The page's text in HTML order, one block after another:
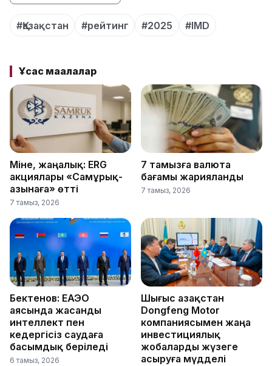
#Қазақстан #рейтинг #2025 #IMD
Ұқсас мақалалар
Міне, жаңалық: ERG
акциялары «Самұрық-
Қазынаға» өтті
7 тамыз, 2026
7 тамызға валюта
бағамы жарияланды
7 тамыз, 2026
Бектенов: ЕАЭО
аясында жасанды
интеллект пен
кедергісіз саудаға
басымдық беріледі
6 тамыз, 2026
Шығыс Қазақстан
Dongfeng Motor
компаниясымен жаңа
инвестициялық
жобаларды жүзеге
асыруға мүдделі